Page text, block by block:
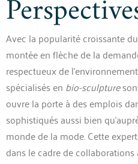
Avec la popularité croissante du
montée en flèche de la
respectueux de
spécialisés en bio-sculpture
ouvre la porte à des emplois
sophistiqués aussi bien
monde de la mode. Cette
dans le cadre de